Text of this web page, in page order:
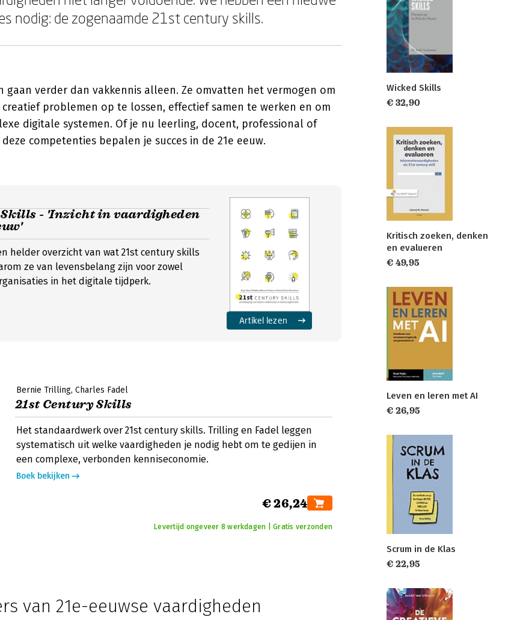
nodig: de zogenaamde 21st century skills.
gaan verder dan vakkennis alleen. Ze omvatten het vermogen om
problemen op te lossen, effectief samen te werken en om
digitale systemen. Of je nu leerling, docent, professional of
competenties bepalen je succes in de 21e eeuw.
- 'Inzicht in vaardigheden
helder overzicht van wat 21st century skills
ze van levensbelang zijn voor zowel
in het digitale tijdperk.
Artikel lezen
Bernie Trilling Charles Fadel
21st Century Skills
Het standaardwerk over 21st century skills. Trilling en Fadel leggen
systematisch uit welke vaardigheden je nodig hebt om te gedijen in
een complexe, verbonden kenniseconomie.
Boek bekijken
€ 26,24
Levertijd ongeveer 8 werkdagen | Gratis verzonden
van 21e-eeuwse vaardigheden
Wicked Skills
€ 32,90
Kritisch zoeken, denken
en evalueren
€ 49,95
Leven en leren met AI
€ 26,95
Scrum in de Klas
€ 22,95